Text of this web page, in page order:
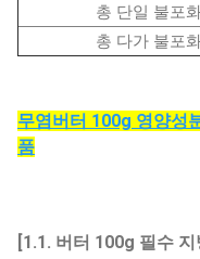
총 단일 불포
총 다가 불포
무염버터 100g 영양성
품
[1.1. 버터 100g 필수